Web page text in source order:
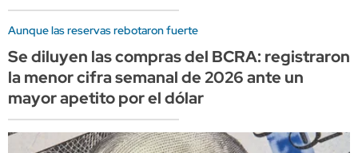
Aunque las reservas rebotaron fuerte
Se diluyen las compras del BCRA: registraron
la menor cifra semanal de 2026 ante un
mayor apetito por el dólar